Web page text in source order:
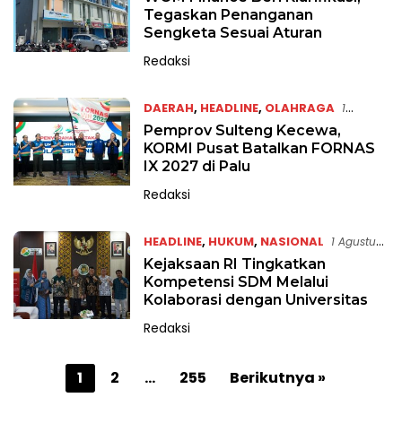
Tegaskan Penanganan
Sengketa Sesuai Aturan
Redaksi
DAERAH, HEADLINE, OLAHRAGA 1
Agustus 2026
Pemprov Sulteng Kecewa,
KORMI Pusat Batalkan FORNAS
IX 2027 di Palu
Redaksi
HEADLINE, HUKUM, NASIONAL 1 Agustus
2026
Kejaksaan RI Tingkatkan
Kompetensi SDM Melalui
Kolaborasi dengan Universitas
Redaksi
1 2 … 255 Berikutnya »